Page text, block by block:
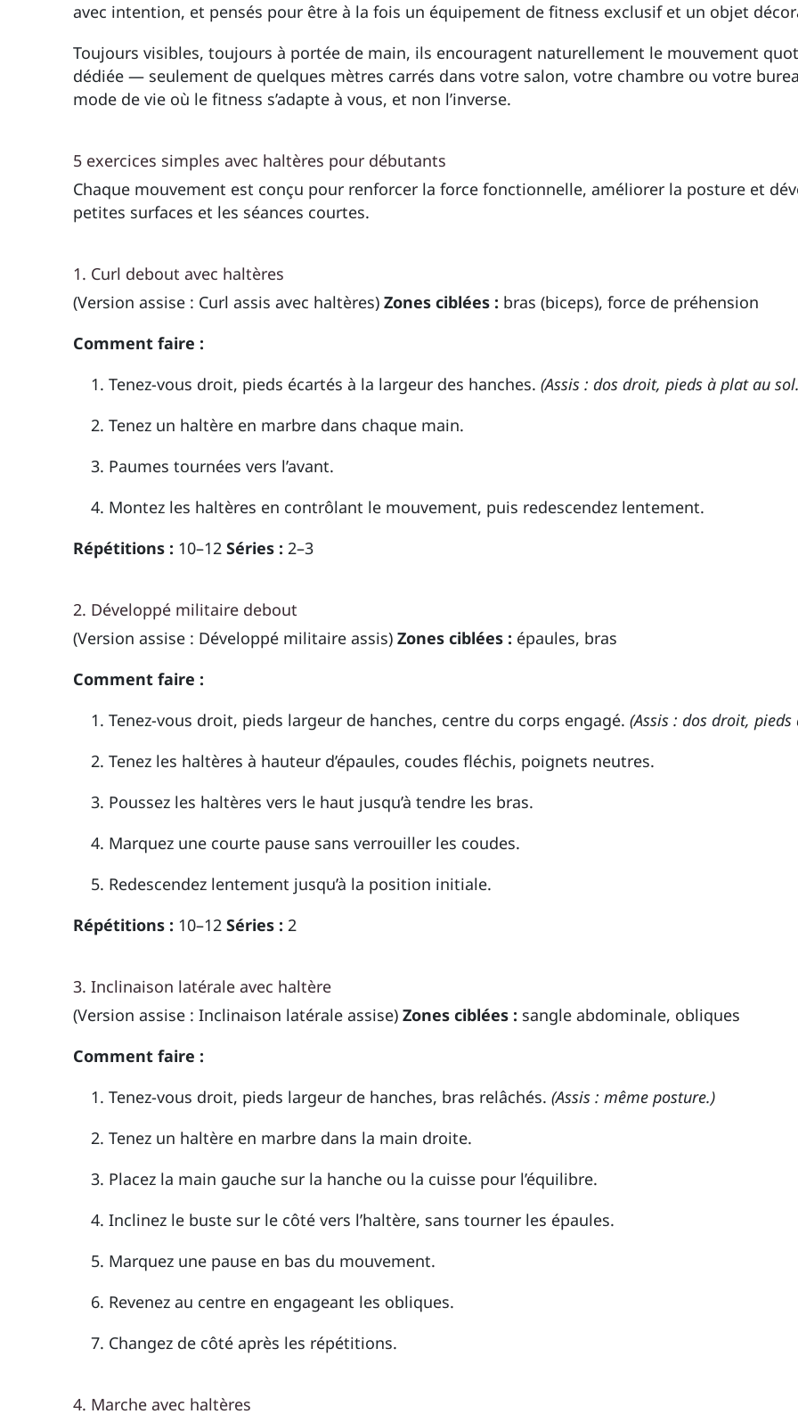
avec intention, et pensés pour être à la fois un équipement de fitness exclusif et un objet
Toujours visibles, toujours à portée de main, ils encouragent naturellement le mouvement
dédiée — seulement de quelques mètres carrés dans votre salon, votre chambre ou votre
mode de vie où le fitness s’adapte à vous, et non l’inverse.
5 exercices simples avec haltères pour débutants
Chaque mouvement est conçu pour renforcer la force fonctionnelle, améliorer la posture et
petites surfaces et les séances courtes.
1. Curl debout avec haltères
(Version assise : Curl assis avec haltères) Zones ciblées : bras (biceps), force de préhension
Comment faire :
Tenez-vous droit, pieds écartés à la largeur des hanches. (Assis : dos droit, pieds à plat au
Tenez un haltère en marbre dans chaque main.
Paumes tournées vers l’avant.
Montez les haltères en contrôlant le mouvement, puis redescendez lentement.
Répétitions : 10–12 Séries : 2–3
2. Développé militaire debout
(Version assise : Développé militaire assis) Zones ciblées : épaules, bras
Comment faire :
Tenez-vous droit, pieds largeur de hanches, centre du corps engagé. (Assis : dos droit,
Tenez les haltères à hauteur d’épaules, coudes fléchis, poignets neutres.
Poussez les haltères vers le haut jusqu’à tendre les bras.
Marquez une courte pause sans verrouiller les coudes.
Redescendez lentement jusqu’à la position initiale.
Répétitions : 10–12 Séries : 2
3. Inclinaison latérale avec haltère
(Version assise : Inclinaison latérale assise) Zones ciblées : sangle abdominale, obliques
Comment faire :
Tenez-vous droit, pieds largeur de hanches, bras relâchés. (Assis : même posture.)
Tenez un haltère en marbre dans la main droite.
Placez la main gauche sur la hanche ou la cuisse pour l’équilibre.
Inclinez le buste sur le côté vers l’haltère, sans tourner les épaules.
Marquez une pause en bas du mouvement.
Revenez au centre en engageant les obliques.
Changez de côté après les répétitions.
4. Marche avec haltères